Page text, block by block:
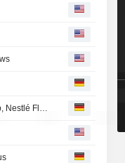
Aktien Schweiz Schluss: Nahost-Eskalation belastet SMI - Roche top, Nestlé Flop